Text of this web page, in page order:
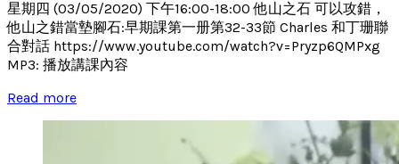
星期四 (03/05/2020) 下午16:00-18:00 他山之石 可以攻錯，
他山之錯當墊腳石:早期課第一册第32-33節 Charles 和丁珊聯
合對話 https://www.youtube.com/watch?v=Pryzp6QMPxg
MP3: 播放講課內容
Read more